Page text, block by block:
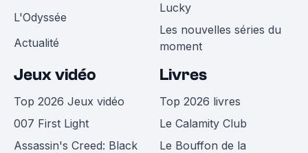
L'Odyssée
Actualité
Lucky
Les nouvelles séries du
moment
Jeux vidéo
Top 2026 Jeux vidéo
007 First Light
Assassin's Creed: Black
Livres
Top 2026 livres
Le Calamity Club
Le Bouffon de la